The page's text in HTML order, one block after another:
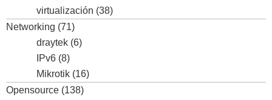
virtualización (38)
Networking (71)
draytek (6)
IPv6 (8)
Mikrotik (16)
Opensource (138)